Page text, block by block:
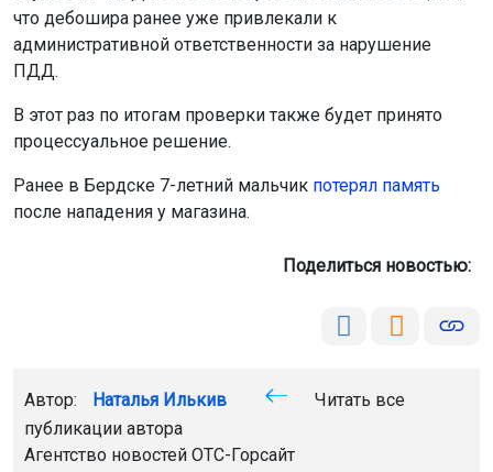
Автор: Наталья Илькив
Читать все
публикации автора
Агентство новостейОТС-Горсайт
Травматолог из Руанды ведёт
приём в поликлинике
Новосибирска